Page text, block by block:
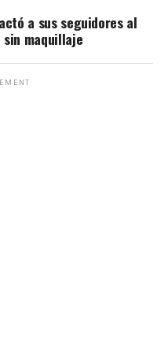
a sus seguidores al
maquillaje